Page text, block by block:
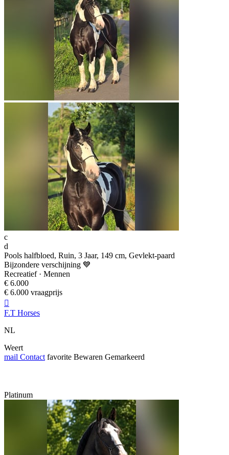
c
d
Pools halfbloed, Ruin, 3 Jaar, 149 cm, Gevlekt-paard
Bijzondere verschijning 💙
Recreatief · Mennen
€ 6.000
€ 6.000 vraagprijs

F.T Horses
NL
Weert
mail Contact favorite Bewaren Gemarkeerd
Platinum